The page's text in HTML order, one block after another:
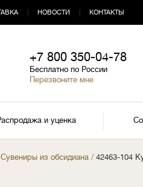
НОВОСТИ КОНТАКТЫ
+7 800 350-04-78
Бесплатно по России
Перезвоните мне
и уценка
Сувениры из обсидиана / 42463-104